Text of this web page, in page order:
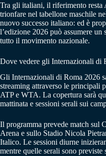
Tra gli italiani, il riferimento resta
trionfare nel tabellone maschile
nuovo successo italiano: ed è
l’edizione 2026 può assumere
tutto il movimento nazionale.
Dove vedere gli Internazionali di
Gli Internazionali di Roma 2026
streaming attraverso le principali
ATP e WTA. La copertura sarà
mattinata e sessioni serali sui
Il programma prevede match sul
Arena e sullo Stadio Nicola
Italico. Le sessioni diurne
mentre quelle serali sono previste